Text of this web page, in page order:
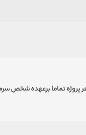
تماما برعهده شخص